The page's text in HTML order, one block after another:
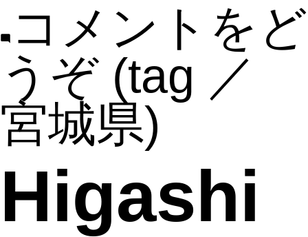
コメントをど
うぞ (tag ／
宮城県)
Higashi